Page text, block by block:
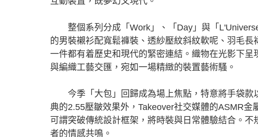
整個系列分成「Work」、「Day」與「
的男裝襯衫配寬鬆褲裝、透紗壓紋斜紋軟呢、羽毛
一件都有着歷史和現代的緊密連結。織物在光影下
與編織工藝交匯，宛如一場精緻的裝置藝術騷。
今季「大包」回歸成為場上焦點，特意將手袋款
典的2.55壓皺效果外，Takeover社交媒體的ASMR
可謂突破傳統設計框架，將時裝與日常體驗結合。
者的情感共鳴。